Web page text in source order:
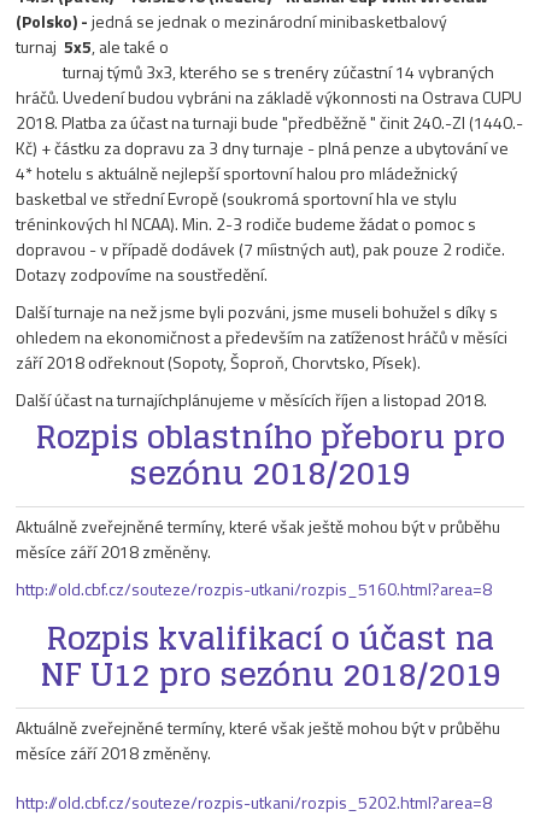
(Polsko) -jedná se jednak o mezinárodní minibasketbalový
turnaj 5x5, ale také o
turnaj týmů 3x3, kterého se s trenéry zúčastní 14 vybraných
hráčů. Uvedení budou vybráni na základě výkonnosti na Ostrava CUPU
2018. Platba za účast na turnaji bude "předběžně " činit 240.-Zl (1440.-
Kč) + částku za dopravu za 3 dny turnaje - plná penze a ubytování ve
4* hotelu s aktuálně nejlepší sportovní halou pro mládežnický
basketbal ve střední Evropě (soukromá sportovní hla ve stylu
tréninkových hl NCAA). Min. 2-3 rodiče budeme žádat o pomoc s
dopravou - v případě dodávek (7 míistných aut), pak pouze 2 rodiče.
Dotazy zodpovíme na soustředění.
Další turnaje na než jsme byli pozváni, jsme museli bohužel s díky s
ohledem na ekonomičnost a především na zatíženost hráčů v měsíci
září 2018 odřeknout (Sopoty, Šoproň, Chorvtsko, Písek).
Další účast na turnajíchplánujeme v měsících říjen a listopad 2018.
Rozpis oblastního přeboru pro
sezónu 2018/2019
Aktuálně zveřejněné termíny, které však ještě mohou být v průběhu
měsíce září 2018 změněny.
http://old.cbf.cz/souteze/rozpis-utkani/rozpis_5160.html?area=8
Rozpis kvalifikací o účast na
NF U12 pro sezónu 2018/2019
Aktuálně zveřejněné termíny, které však ještě mohou být v průběhu
měsíce září 2018 změněny.
http://old.cbf.cz/souteze/rozpis-utkani/rozpis_5202.html?area=8